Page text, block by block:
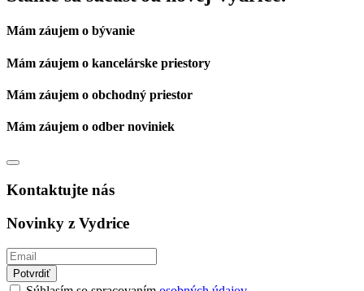
Mám záujem o bývanie
Mám záujem o kancelárske priestory
Mám záujem o obchodný priestor
Mám záujem o odber noviniek
Kontaktujte nás
Novinky z Vydrice
Potvrdiť